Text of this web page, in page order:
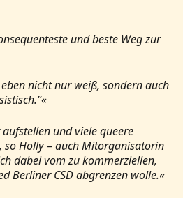
und beste Weg zur
nicht nur weiß, sondern auch
und viele queere
so Holly – auch Mitorganisatorin
dabei vom zu kommerziellen,
Berliner CSD abgrenzen wolle.«